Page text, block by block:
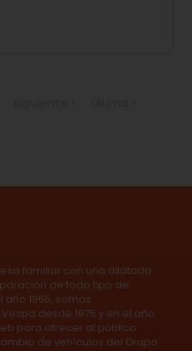
familiar con una dilatada
de todo tipo de
1965, somos
desde 1976 y en el año
para ofrecer al público
de vehículos del Grupo